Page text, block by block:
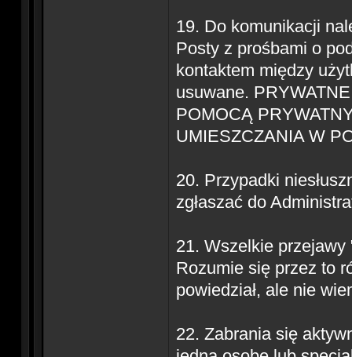
19. Do komunikacji
Posty z prośbami o
kontaktem między
usuwane.
POMOCĄ
UMIESZCZANIA W
20. Przypadki
zgłaszać do
21. Wszelkie
Rozumie się przez to
powiedział, ale nie
22. Zabrania się